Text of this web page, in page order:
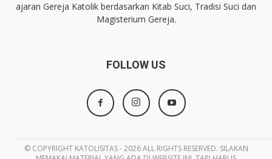
ajaran Gereja Katolik berdasarkan Kitab Suci, Tradisi Suci dan
Magisterium Gereja.
FOLLOW US
© COPYRIGHT KATOLISITAS - 2026 ALL RIGHTS RESERVED. SILAKAN